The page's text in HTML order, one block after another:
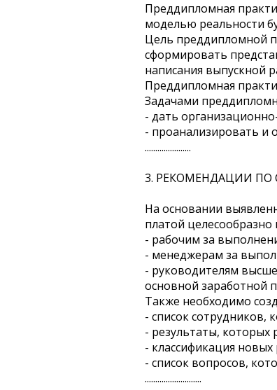
Преддипломная
моделью реальности
Цель преддипломной
сформировать
написания выпускной
Преддипломная
Задачами
- дать
- проанализировать и
......................
3. РЕКОМЕНДАЦИИ
На основании
платой целесообразно
- рабочим за
- менеджерам за
- руководителям
основной заработной
Также необходимо
- список
- результаты,
- классификация
- список вопросов,
...........................